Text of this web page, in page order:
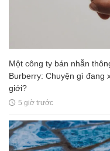
Một công ty bán nhẫn
Burberry: Chuyện gì đang
giới?
5 giờ trước